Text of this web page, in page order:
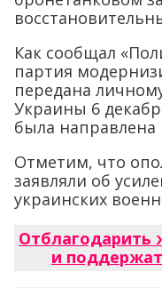
Как сообщал
партия
передана
Украины 6
была
Отметим, что
заявляли об
украинских
Отблагодарить
и